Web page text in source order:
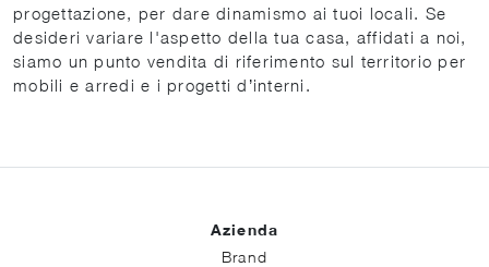
progettazione, per dare dinamismo ai tuoi locali. Se
desideri variare l'aspetto della tua casa, affidati a noi,
siamo un punto vendita di riferimento sul territorio per
mobili e arredi e i progetti d’interni.
Azienda
Brand